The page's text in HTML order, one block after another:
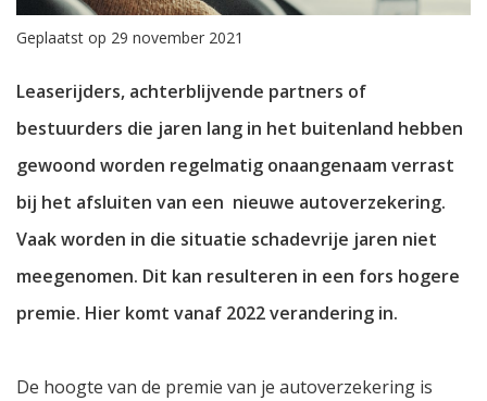
Geplaatst op 29 november 2021
Leaserijders, achterblijvende partners of
bestuurders die jaren lang in het buitenland hebben
gewoond worden regelmatig onaangenaam verrast
bij het afsluiten van een nieuwe autoverzekering.
Vaak worden in die situatie schadevrije jaren niet
meegenomen. Dit kan resulteren in een fors hogere
premie. Hier komt vanaf 2022 verandering in.
De hoogte van de premie van je autoverzekering is